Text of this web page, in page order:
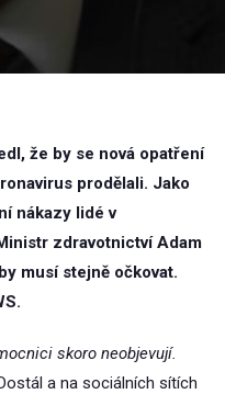
že by se nová opatření
prodělali. Jako
nákazy lidé v
zdravotnictví Adam
musí stejně očkovat.
skoro neobjevují.
a na sociálních sítích